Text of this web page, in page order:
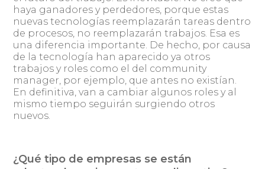
haya ganadores y perdedores, porque estas
nuevas tecnologías reemplazarán tareas dentro
de procesos, no reemplazarán trabajos. Esa es
una diferencia importante. De hecho, por causa
de la tecnología han aparecido ya otros
trabajos y roles como el del community
manager, por ejemplo, que antes no existían.
En definitiva, van a cambiar algunos roles y al
mismo tiempo seguirán surgiendo otros
nuevos.
¿Qué tipo de empresas se están